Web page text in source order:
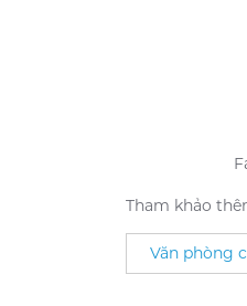
Tham khảo
Văn phòng